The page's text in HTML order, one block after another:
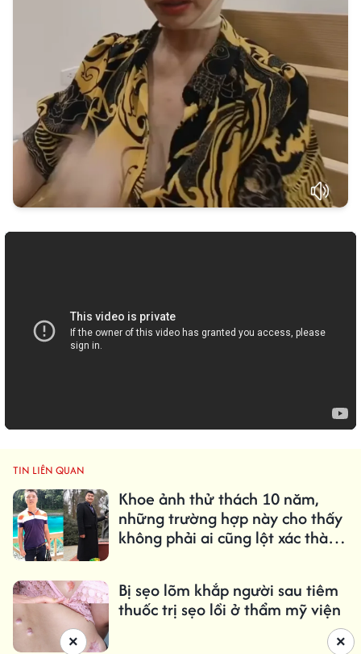
TIN LIÊN QUAN
Khoe ảnh thử thách 10 năm,
những trường hợp này cho thấy
không phải ai cũng lột xác thành
Bị sẹo lõm khắp người sau tiêm
thuốc trị sẹo lồi ở thẩm mỹ viện
×
×